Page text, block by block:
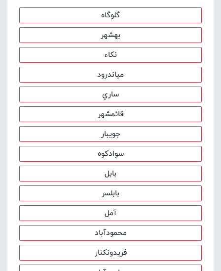
گلوگاه
بهشهر
نکاء
مياندرود
ساري
قائمشهر
جويبار
سوادکوه
بابل
بابلسر
آمل
محمودآباد
فريدونکنار